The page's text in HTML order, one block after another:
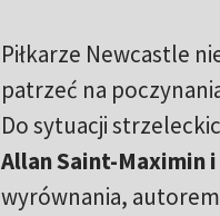
Piłkarze Newcastle
patrzeć na
Do sytuacji
Allan Saint-Maximin
wyrównania,